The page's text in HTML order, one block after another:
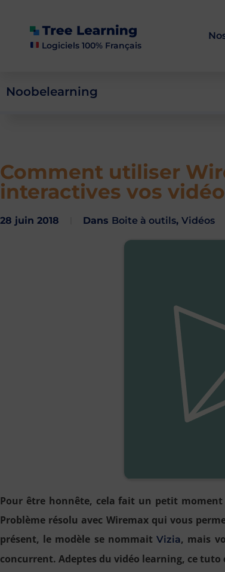
Logiciels 100% Français
Noobelearning
Comment utiliser
interactives vos
28 juin 2018 Dans Boite à outils, Vidéos
Pour être honnête, cela fait un petit moment
Problème résolu avec Wiremax qui vous
présent, le modèle se nommaitVizia, mais
concurrent. Adeptes du vidéo learning, ce tuto